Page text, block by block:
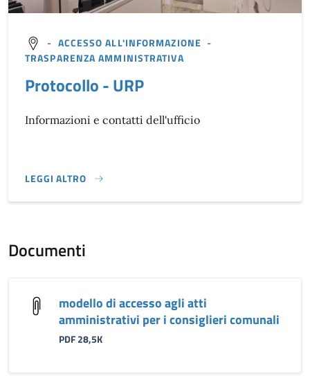
- ACCESSO ALL'INFORMAZIONE -
TRASPARENZA AMMINISTRATIVA
Protocollo - URP
Informazioni e contatti dell'ufficio
LEGGI ALTRO
}
Documenti
modello di accesso agli atti
amministrativi per i consiglieri comunali
PDF 28,5K